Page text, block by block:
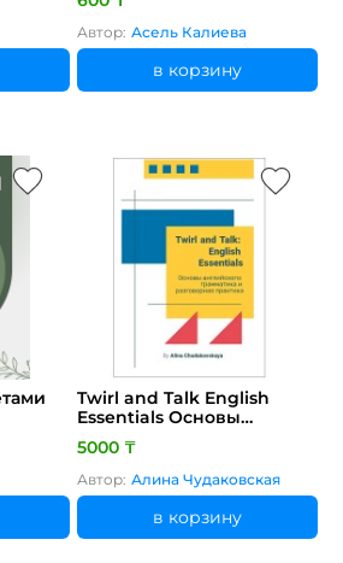
Автор: Асель Калиева
в корзину
Twirl and Talk English
Essentials Основы
английского грамматика
и разговорная практика
Автор А.Чудаковская
5000 ₸
Автор: Алина Чудаковская
в корзину